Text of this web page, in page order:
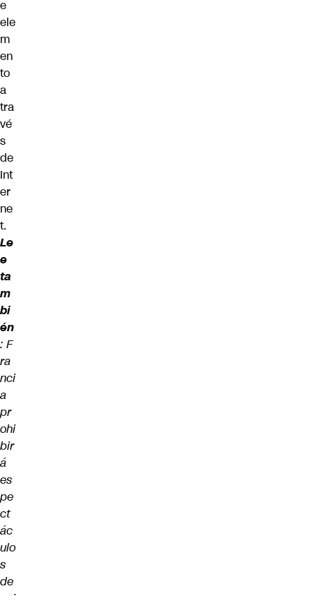
e
ele
m
en
to
a
tra
vé
s
de
Int
er
ne
t.
Le
e
ta
m
bi
én
: F
ra
nci
a
pr
ohi
bir
á
es
pe
ct
ác
ulo
s
de